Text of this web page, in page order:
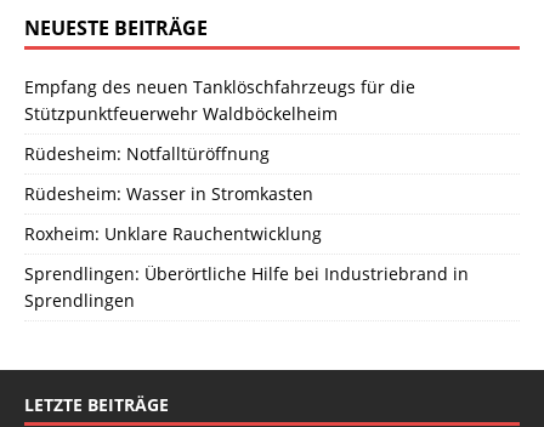
NEUESTE BEITRÄGE
Empfang des neuen Tanklöschfahrzeugs für die
Stützpunktfeuerwehr Waldböckelheim
Rüdesheim: Notfalltüröffnung
Rüdesheim: Wasser in Stromkasten
Roxheim: Unklare Rauchentwicklung
Sprendlingen: Überörtliche Hilfe bei Industriebrand in
Sprendlingen
LETZTE BEITRÄGE